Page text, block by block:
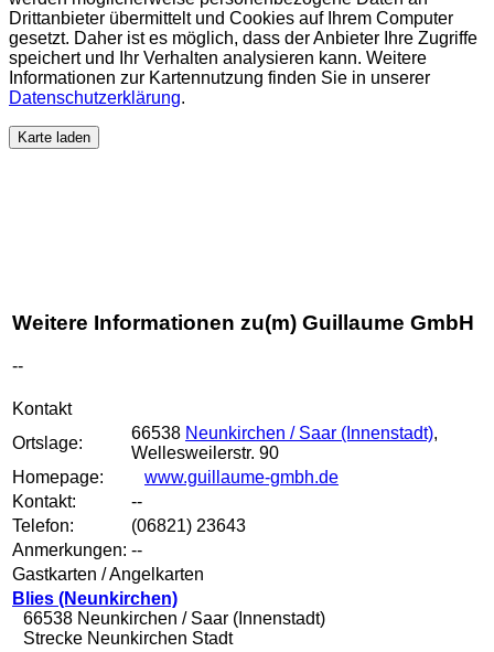
Drittanbieter übermittelt und Cookies auf Ihrem Computer
gesetzt. Daher ist es möglich, dass der Anbieter Ihre Zugriffe
speichert und Ihr Verhalten analysieren kann. Weitere
Informationen zur Kartennutzung finden Sie in unserer
Datenschutzerklärung.
Karte laden
Weitere Informationen zu(m) Guillaume GmbH
--
Kontakt
Ortslage:
66538 Neunkirchen / Saar (Innenstadt),
Wellesweilerstr. 90
Homepage:
www.guillaume-gmbh.de
Kontakt:
--
Telefon:
(06821) 23643
Anmerkungen: --
Gastkarten / Angelkarten
Blies (Neunkirchen)
66538 Neunkirchen / Saar (Innenstadt)
Strecke Neunkirchen Stadt